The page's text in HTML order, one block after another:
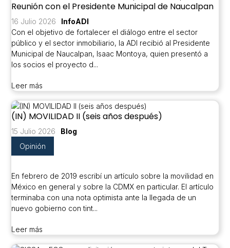
Reunión con el Presidente Municipal de Naucalpan
16 Julio 2026
InfoADI
Con el objetivo de fortalecer el diálogo entre el sector
público y el sector inmobiliario, la ADI recibió al Presidente
Municipal de Naucalpan, Isaac Montoya, quien presentó a
los socios el proyecto d...
Leer más
(IN) MOVILIDAD II (seis años después)
15 Julio 2026
Blog
Opinión
En febrero de 2019 escribí un artículo sobre la movilidad en
México en general y sobre la CDMX en particular. El artículo
terminaba con una nota optimista ante la llegada de un
nuevo gobierno con tint...
Leer más